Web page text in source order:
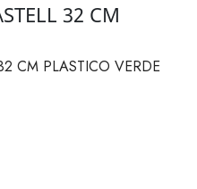
32 CM
CM PLASTICO VERDE